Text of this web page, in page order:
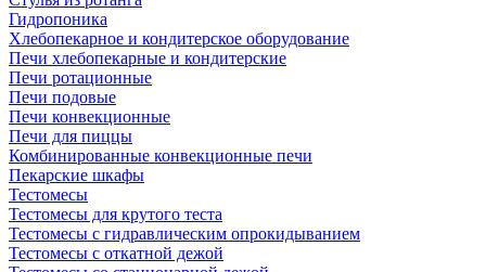
Гидропоника
Хлебопекарное и кондитерское оборудование
Печи хлебопекарные и кондитерские
Печи ротационные
Печи подовые
Печи конвекционные
Печи для пиццы
Комбинированные конвекционные печи
Пекарские шкафы
Тестомесы
Тестомесы для крутого теста
Тестомесы с гидравлическим опрокидыванием
Тестомесы с откатной дежой